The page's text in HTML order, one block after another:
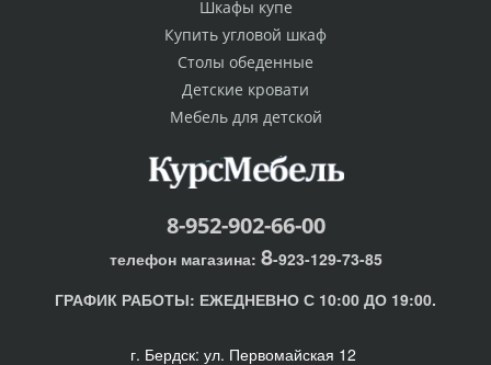
Шкафы купе
Купить угловой шкаф
Столы обеденные
Детские кровати
Мебель для детской
8-952-902-66-00
телефон магазина: 8-923-129-73-85
ГРАФИК РАБОТЫ: ЕЖЕДНЕВНО С 10:00 ДО 19:00.
г. Бердск: ул. Первомайская 12